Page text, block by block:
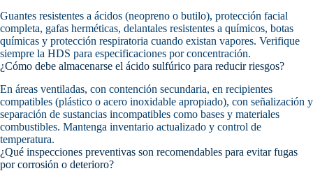
Guantes resistentes a ácidos (neopreno o butilo), protección facial
completa, gafas herméticas, delantales resistentes a químicos, botas
químicas y protección respiratoria cuando existan vapores. Verifique
siempre la HDS para especificaciones por concentración.
¿Cómo debe almacenarse el ácido sulfúrico para reducir riesgos?
En áreas ventiladas, con contención secundaria, en recipientes
compatibles (plástico o acero inoxidable apropiado), con señalización y
separación de sustancias incompatibles como bases y materiales
combustibles. Mantenga inventario actualizado y control de
temperatura.
¿Qué inspecciones preventivas son recomendables para evitar fugas
por corrosión o deterioro?